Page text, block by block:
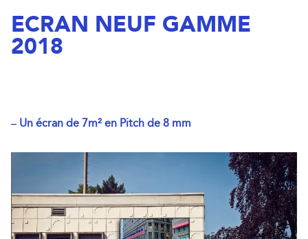
ECRAN NEUF GAMME
2018
– Un écran de 7m² en Pitch de 8 mm